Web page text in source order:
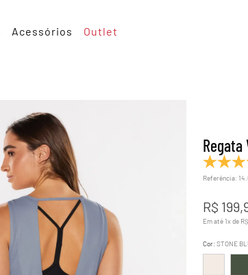
Acessórios Outlet
Regata
Referência:
R$ 199,
Em até 1x de R$
Cor: STONE